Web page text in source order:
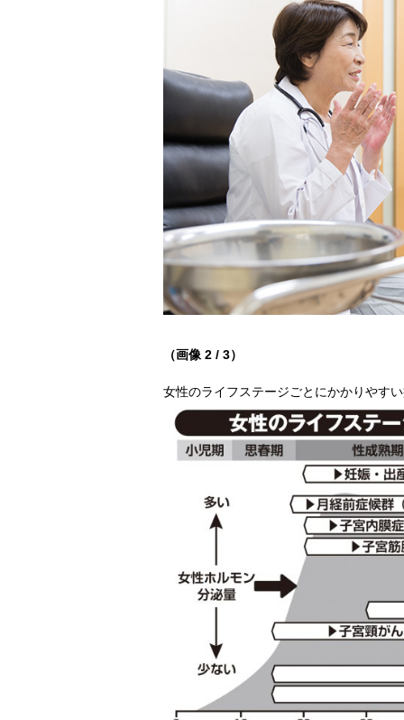
（画像 2 / 3）
女性のライフステージごとにかかりやす